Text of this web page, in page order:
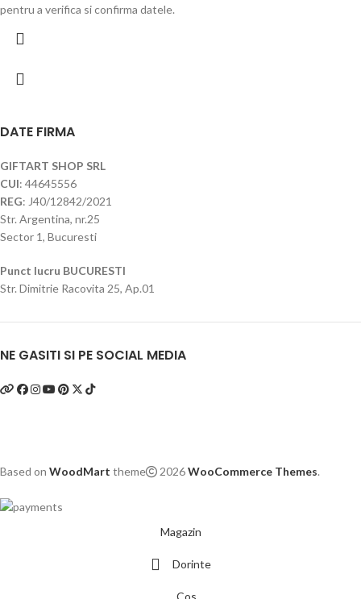
pentru a verifica si confirma datele.
DATE FIRMA
GIFTART SHOP SRL
CUI: 44645556
REG: J40/12842/2021
Str. Argentina, nr.25
Sector 1, Bucuresti
Punct lucru BUCURESTI
Str. Dimitrie Racovita 25, Ap.01
NE GASITI SI PE SOCIAL MEDIA
Based on WoodMart theme 2026WooCommerce Themes.
Magazin
Dorinte
Cos